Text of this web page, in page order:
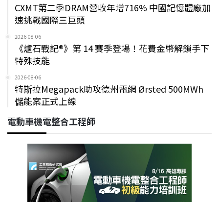
CXMT第二季DRAM營收年增716% 中國記憶體廠加
速挑戰國際三巨頭
2026-08-06
《爐石戰記®》第 14 賽季登場！花費金幣解鎖手下
特殊技能
2026-08-06
特斯拉Megapack助攻德州電網 Ørsted 500MWh
儲能案正式上線
電動車機電整合工程師